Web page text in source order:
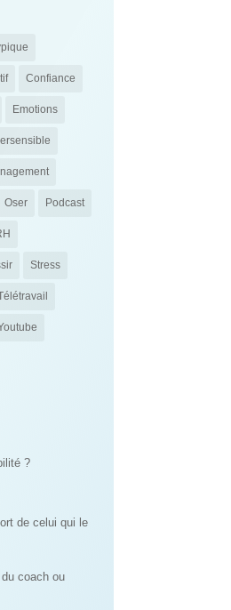
Confiance
Emotions
Oser Podcast
Stress
?
de celui qui le
du coach ou